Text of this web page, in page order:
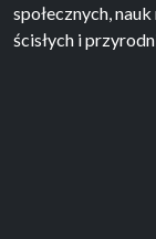
społecznych,
ścisłych i